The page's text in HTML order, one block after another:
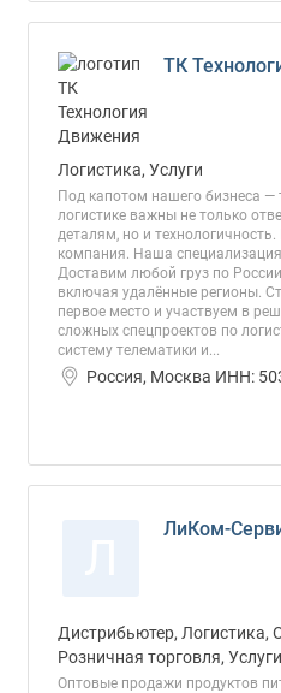
ТК
Логистика, Услуги
Под капотом нашего бизнеса —
логистике важны не только
деталям, но и
компания. Наша специализация
Доставим любой груз по
включая удалённые регионы.
первое место и участвуем в
сложных спецпроектов по
систему телематики и...
Россия, Москва ИНН:
ЛиКом-
Дистрибьютер, Логистика,
Розничная торговля,
Оптовые продажи продуктов